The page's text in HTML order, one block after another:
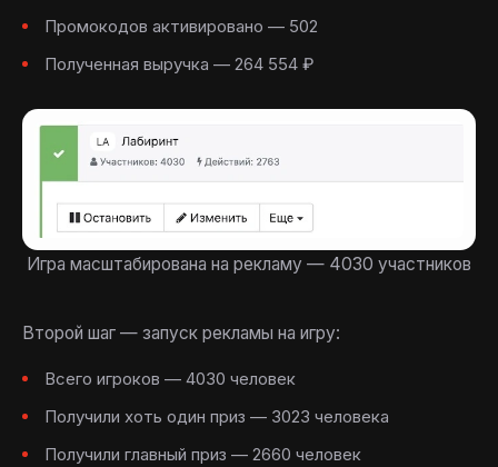
Промокодов активировано — 502
Полученная выручка — 264 554 ₽
Игра масштабирована на рекламу — 4030 участников
Второй шаг — запуск рекламы на игру:
Всего игроков — 4030 человек
Получили хоть один приз — 3023 человека
Получили главный приз — 2660 человек